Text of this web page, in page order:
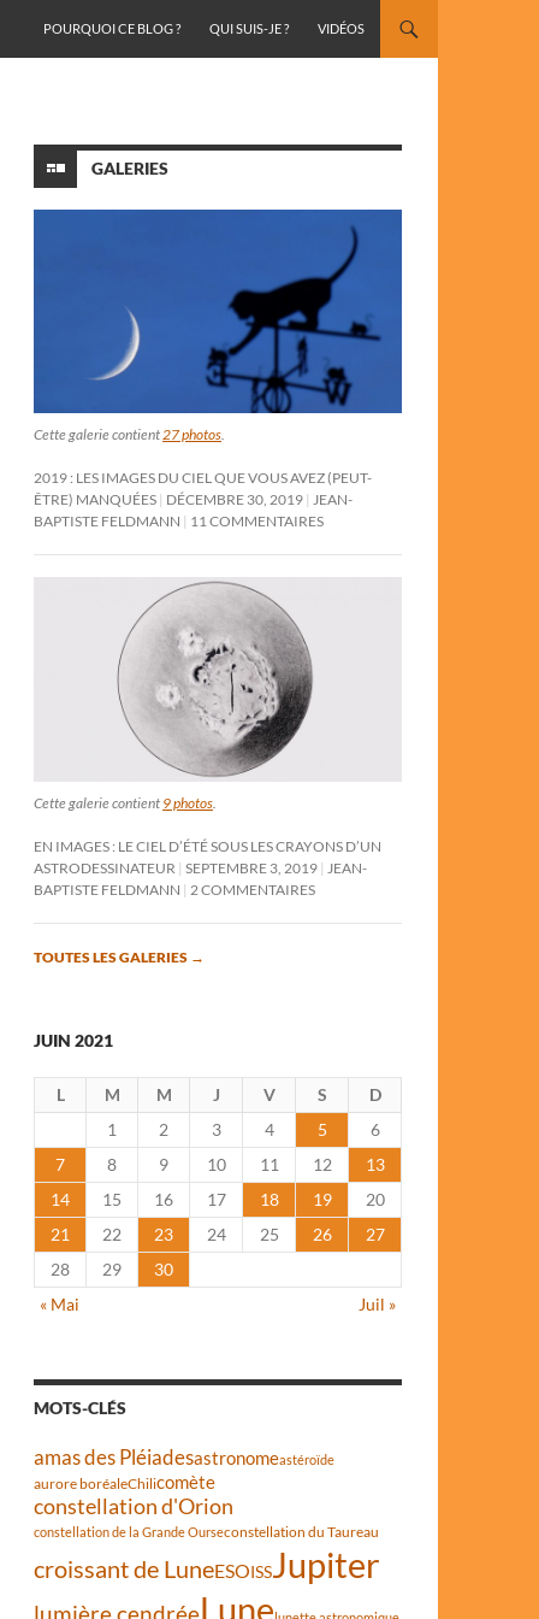
POURQUOI CE BLOG ?
QUI SUIS-JE ? VIDÉOS
GALERIES
Cette galerie contient27 photos.
2019 : LES IMAGES DU CIEL QUE VOUS AVEZ (PEUT-
ÊTRE) MANQUÉES DÉCEMBRE 30, 2019 JEAN-
BAPTISTE FELDMANN
11 COMMENTAIRES
Cette galerie contient 9 photos
EN IMAGES : LE CIEL D’ÉTÉ SOUS LES CRAYONS D’UN
ASTRODESSINATEUR SEPTEMBRE 3, 2019
JEAN-
BAPTISTE FELDMANN
2 COMMENTAIRES
TOUTES LES GALERIES →
JUIN 2021
L M M J V S
D
1
2 3 4 5
6
7
8 9 10 11 12
13
14
15 16 17 18 19
20
21
22 23 24 25 26
27
28
29
30
« Mai
Juil »
MOTS-CLÉS
amas des Pléiadesastronomeastéroïde
aurore boréaleChilicomète
constellation d'Orion
constellation de la Grande Ourseconstellation du Taureau
croissant de LuneESOISSJupiter
lumière cendréeLune